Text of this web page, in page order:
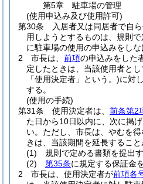
第5章
駐車場の管理
(使用申込み及び使用許可)
第30条
入居者又は同居者で自
用しようとするものは、規則
に駐車場の使用の申込みをしな
2
市長は、 前項の申込みをした
定したときは、当該使用者と
「使用決定者」という。)に対
する。
(使用の手続)
第31条
使用決定者は、 前条第2
た日から10日以内に、次に掲
い。 ただし、市長は、やむを
きは、当該期間を延長すること
(1)
規則で定める書類を提出す
(2)
第35条に規定する保証金
2
市長は、使用決定者が前項各